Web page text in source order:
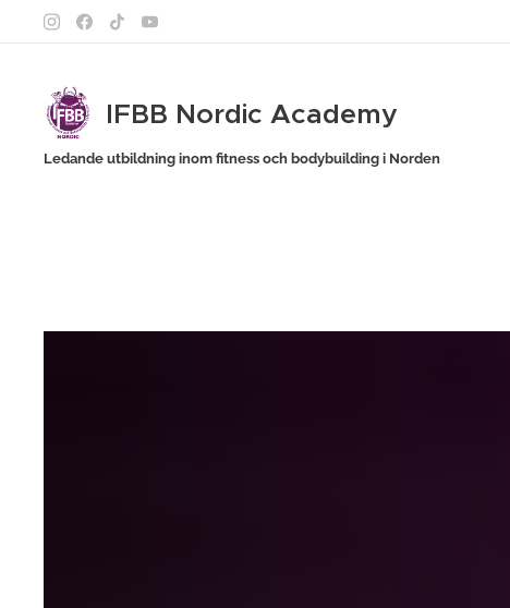
IFBB Nordic Academy
Ledande utbildning inom fitness och bodybuilding i Norden